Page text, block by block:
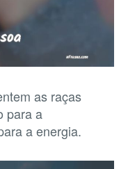
as raças
para a
a energia.